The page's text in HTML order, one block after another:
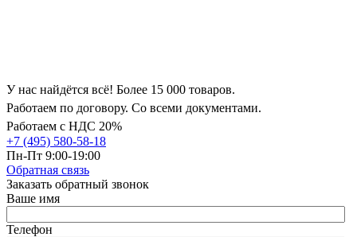
У нас найдётся всё! Более 15 000 товаров.
Работаем по договору. Со всеми документами.
Работаем с НДС 20%
+7 (495) 580-58-18
Пн-Пт 9:00-19:00
Обратная связь
Заказать обратный звонок
Ваше имя
Телефон